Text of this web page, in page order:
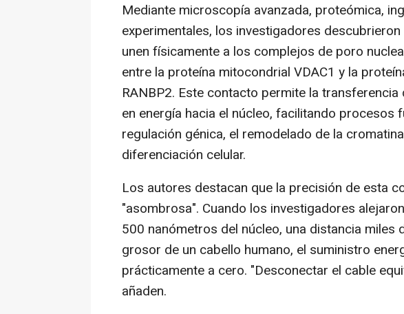
Mediante microscopía avanzada, proteómica,
experimentales, los investigadores
unen físicamente a los complejos de poro
entre la proteína mitocondrial VDAC1 y la
RANBP2. Este contacto permite la
en energía hacia el núcleo, facilitando procesos
regulación génica, el remodelado de la
diferenciación celular.
Los autores destacan que la precisión de esta
"asombrosa". Cuando los investigadores
500 nanómetros del núcleo, una distancia miles
grosor de un cabello humano, el suministro
prácticamente a cero. "Desconectar el cable
añaden.